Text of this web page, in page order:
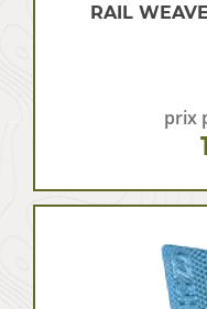
RAIL
prix